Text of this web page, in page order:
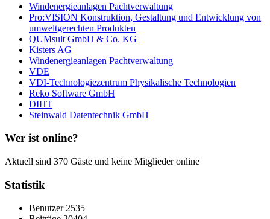
Windenergieanlagen Pachtverwaltung
Pro:VISION Konstruktion, Gestaltung und Entwicklung von
umweltgerechten Produkten
QUMsult GmbH & Co. KG
Kisters AG
Windenergieanlagen Pachtverwaltung
VDE
VDI-Technologiezentrum Physikalische Technologien
Reko Software GmbH
DIHT
Steinwald Datentechnik GmbH
Wer ist online?
Aktuell sind 370 Gäste und keine Mitglieder online
Statistik
Benutzer2535